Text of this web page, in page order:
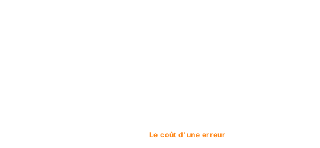
Le coût d'une erreur